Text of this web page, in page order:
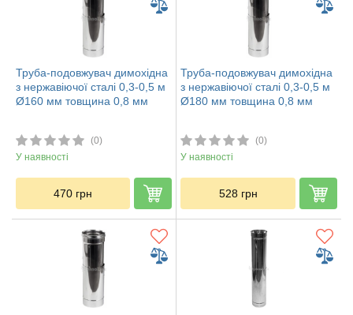
Труба-подовжувач димохідна
з нержавіючої сталі 0,3-0,5 м
Ø160 мм товщина 0,8 мм
(0)
У наявності
470 грн
Труба-подовжувач димохідна
з нержавіючої сталі 0,3-0,5 м
Ø180 мм товщина 0,8 мм
(0)
У наявності
528 грн